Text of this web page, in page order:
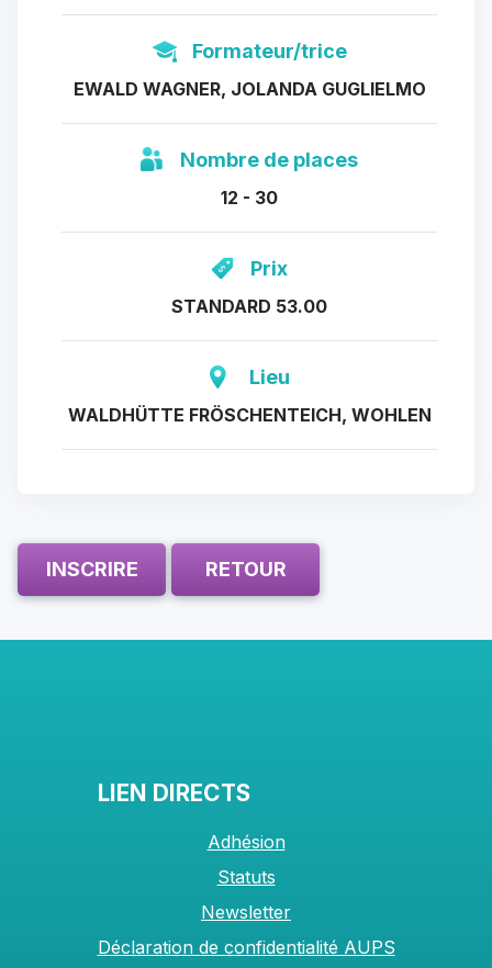
Formateur/trice
EWALD WAGNER, JOLANDA GUGLIELMO
Nombre de places
12 - 30
Prix
STANDARD 53.00
Lieu
WALDHÜTTE FRÖSCHENTEICH, WOHLEN
INSCRIRE RETOUR
LIEN DIRECTS
Adhésion
Statuts
Newsletter
Déclaration de confidentialité AUPS